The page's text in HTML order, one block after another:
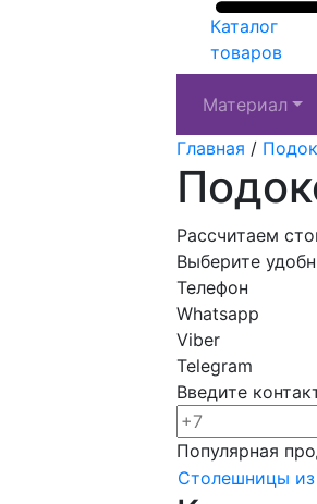
Каталог
товаров
Материал
Главная /
Рассчитаем
Выберите
Телефон
Whatsapp
Viber
Telegram
Введите
Популярная
Столешницы из